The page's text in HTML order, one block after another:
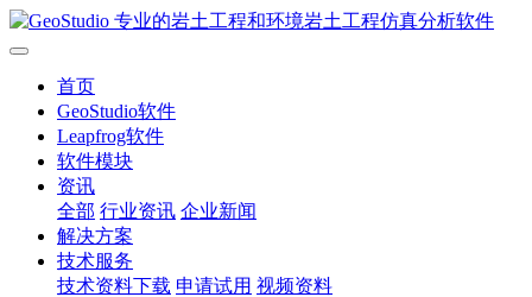
首页
GeoStudio软件
Leapfrog软件
软件模块
资讯
全部 行业资讯 企业新闻
解决方案
技术服务
技术资料下载 申请试用 视频资料